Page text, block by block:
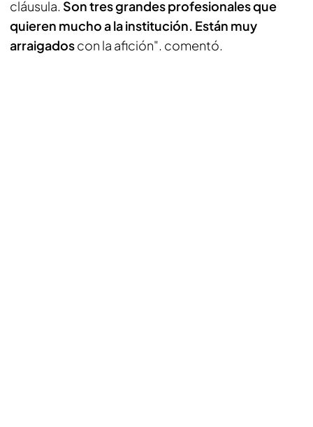
cláusula. Son tres grandes profesionales que
quieren mucho a la institución. Están muy
arraigadoscon la afición". comentó.